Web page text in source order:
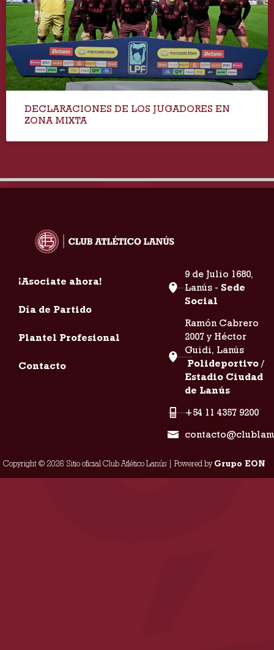
DECLARACIONES DE LOS JUGADORES EN
ZONA MIXTA
¡Asociate ahora!
Día de Partido
Plantel Profesional
Contacto
9 de Julio 1680,
Lanús - Sede
Social
Ramón Cabrero
2007 y Héctor
Guidi, Lanús
Polideportivo /
Estadio Ciudad
de Lanús
+54 11 4357 9200
Copyright © 2026 Sitio oficial Club Atlético Lanús | Powered byGrupo EON